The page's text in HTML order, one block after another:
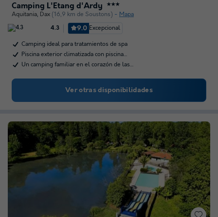
Camping L'Etang d'Ardy ★★★
Aquitania, Dax (16,9 km de Soustons) Mapa
4.3 9.0 Excepcional
Camping ideal para tratamientos de spa
Piscina exterior climatizada con piscina…
Un camping familiar en el corazón de las…
Ver otras disponibilidades